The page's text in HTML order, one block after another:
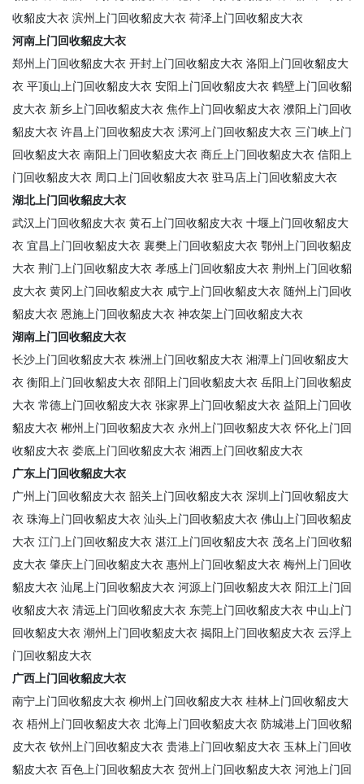
收貂皮大衣 滨州上门回收貂皮大衣 荷泽上门回收貂皮大衣
河南上门回收貂皮大衣
郑州上门回收貂皮大衣 开封上门回收貂皮大衣 洛阳上门回收貂皮大
衣 平顶山上门回收貂皮大衣 安阳上门回收貂皮大衣 鹤壁上门回收貂
皮大衣 新乡上门回收貂皮大衣 焦作上门回收貂皮大衣 濮阳上门回收
貂皮大衣 许昌上门回收貂皮大衣 漯河上门回收貂皮大衣 三门峡上门
回收貂皮大衣 南阳上门回收貂皮大衣 商丘上门回收貂皮大衣 信阳上
门回收貂皮大衣 周口上门回收貂皮大衣 驻马店上门回收貂皮大衣
湖北上门回收貂皮大衣
武汉上门回收貂皮大衣 黄石上门回收貂皮大衣 十堰上门回收貂皮大
衣 宜昌上门回收貂皮大衣 襄樊上门回收貂皮大衣 鄂州上门回收貂皮
大衣 荆门上门回收貂皮大衣 孝感上门回收貂皮大衣 荆州上门回收貂
皮大衣 黄冈上门回收貂皮大衣 咸宁上门回收貂皮大衣 随州上门回收
貂皮大衣 恩施上门回收貂皮大衣 神农架上门回收貂皮大衣
湖南上门回收貂皮大衣
长沙上门回收貂皮大衣 株洲上门回收貂皮大衣 湘潭上门回收貂皮大
衣 衡阳上门回收貂皮大衣 邵阳上门回收貂皮大衣 岳阳上门回收貂皮
大衣 常德上门回收貂皮大衣 张家界上门回收貂皮大衣 益阳上门回收
貂皮大衣 郴州上门回收貂皮大衣 永州上门回收貂皮大衣 怀化上门回
收貂皮大衣 娄底上门回收貂皮大衣 湘西上门回收貂皮大衣
广东上门回收貂皮大衣
广州上门回收貂皮大衣 韶关上门回收貂皮大衣 深圳上门回收貂皮大
衣 珠海上门回收貂皮大衣 汕头上门回收貂皮大衣 佛山上门回收貂皮
大衣 江门上门回收貂皮大衣 湛江上门回收貂皮大衣 茂名上门回收貂
皮大衣 肇庆上门回收貂皮大衣 惠州上门回收貂皮大衣 梅州上门回收
貂皮大衣 汕尾上门回收貂皮大衣 河源上门回收貂皮大衣 阳江上门回
收貂皮大衣 清远上门回收貂皮大衣 东莞上门回收貂皮大衣 中山上门
回收貂皮大衣 潮州上门回收貂皮大衣 揭阳上门回收貂皮大衣 云浮上
门回收貂皮大衣
广西上门回收貂皮大衣
南宁上门回收貂皮大衣 柳州上门回收貂皮大衣 桂林上门回收貂皮大
衣 梧州上门回收貂皮大衣 北海上门回收貂皮大衣 防城港上门回收貂
皮大衣 钦州上门回收貂皮大衣 贵港上门回收貂皮大衣 玉林上门回收
貂皮大衣 百色上门回收貂皮大衣 贺州上门回收貂皮大衣 河池上门回